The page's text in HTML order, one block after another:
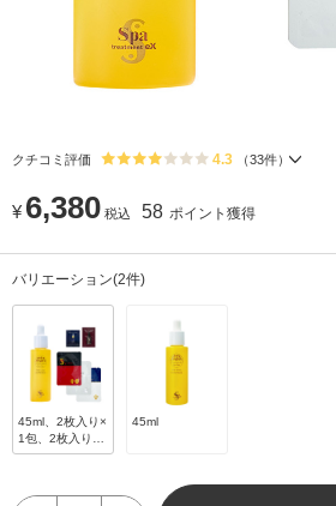
クチコミ評価 4.3 （33件）
¥ 6,380 税込 58 ポイント獲得
バリエーション(2件)
45ml、2枚入り×
1包、2枚入り×1
包、2枚入り×1
45ml